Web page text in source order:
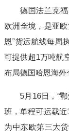
德国法兰克
欧洲全境，是亚
恩”货运航线每周
可提供超1万吨航
布局德国哈恩海外
5月16日，“
班，单程可运载
为中东欧第三大